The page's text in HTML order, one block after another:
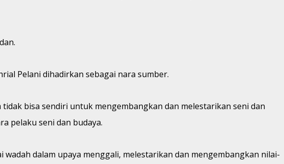
Pelani dihadirkan sebagai nara sumber.
bisa sendiri untuk mengembangkan dan melestarikan seni dan
pelaku seni dan budaya.
dalam upaya menggali, melestarikan dan mengembangkan nilai-